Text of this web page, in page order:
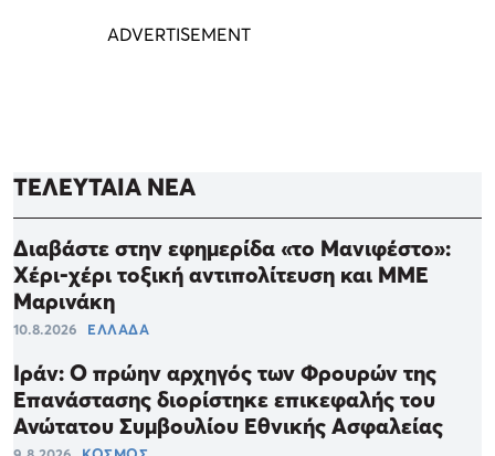
ΤΕΛΕΥΤΑΙΑ ΝΕΑ
Διαβάστε στην εφημερίδα «το Μανιφέστο»:
Χέρι-χέρι τοξική αντιπολίτευση και ΜΜΕ
Μαρινάκη
10.8.2026 ΕΛΛΑΔΑ
Ιράν: Ο πρώην αρχηγός των Φρουρών της
Επανάστασης διορίστηκε επικεφαλής του
Ανώτατου Συμβουλίου Εθνικής Ασφαλείας